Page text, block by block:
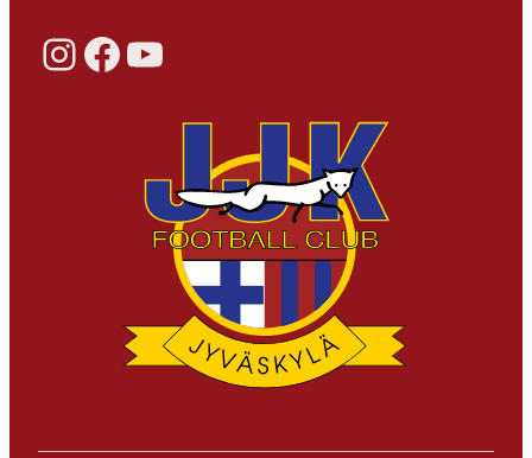
InstagramFacebook YouTube